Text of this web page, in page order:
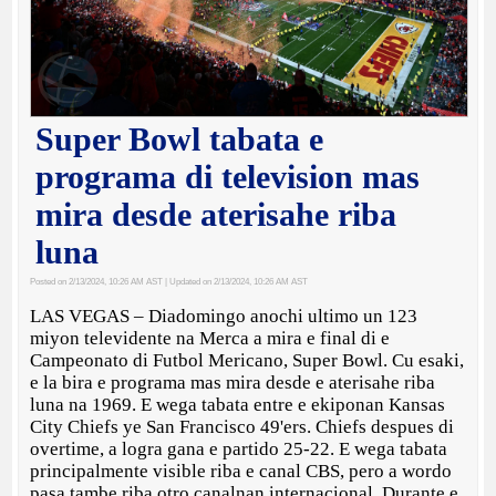
Super Bowl tabata e
programa di television mas
mira desde aterisahe riba
luna
Posted on 2/13/2024, 10:26 AM AST | Updated on 2/13/2024, 10:26 AM AST
LAS VEGAS – Diadomingo anochi ultimo un 123
miyon televidente na Merca a mira e final di e
Campeonato di Futbol Mericano, Super Bowl. Cu esaki,
e la bira e programa mas mira desde e aterisahe riba
luna na 1969. E wega tabata entre e ekiponan Kansas
City Chiefs ye San Francisco 49'ers. Chiefs despues di
overtime, a logra gana e partido 25-22. E wega tabata
principalmente visible riba e canal CBS, pero a wordo